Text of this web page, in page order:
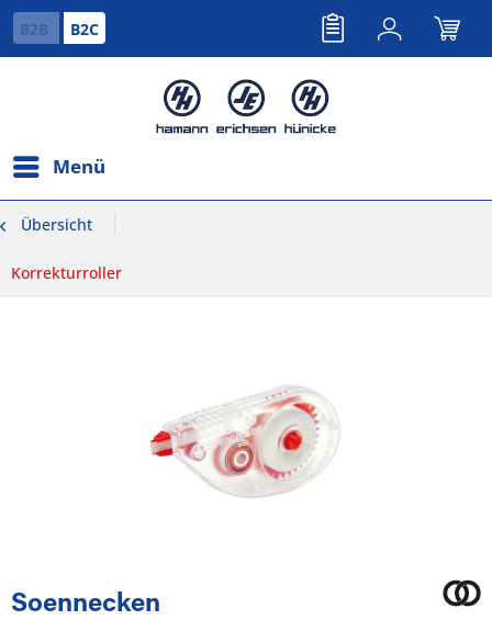
B2B B2C
Menü
Übersicht
Korrekturroller
Soennecken